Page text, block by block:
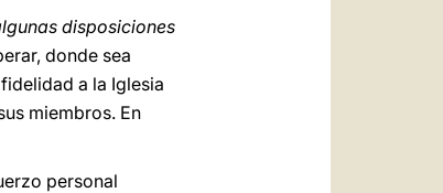
disposiciones
donde sea
a la Iglesia
miembros. En
personal